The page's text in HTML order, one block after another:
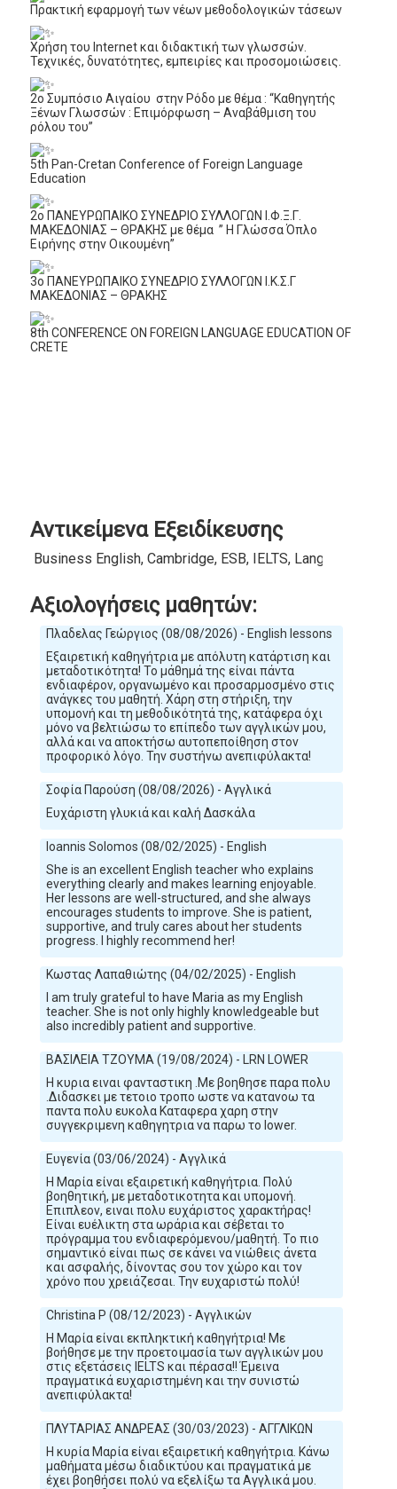
Πρακτική εφαρμογή των νέων μεθοδολογικών τάσεων
Χρήση του Internet και διδακτική των γλωσσών.
Τεχνικές, δυνατότητες, εμπειρίες και προσομοιώσεις.
2ο Συμπόσιο Αιγαίου στην Ρόδο με θέμα : “Καθηγητής
Ξένων Γλωσσών : Επιμόρφωση – Αναβάθμιση του
ρόλου του”
5th Pan-Cretan Conference of Foreign Language
Education
2ο ΠΑΝΕΥΡΩΠΑΙΚΟ ΣΥΝΕΔΡΙΟ ΣΥΛΛΟΓΩΝ Ι.Φ.Ξ.Γ.
ΜΑΚΕΔΟΝΙΑΣ – ΘΡΑΚΗΣ με θέμα ” Η Γλώσσα Όπλο
Ειρήνης στην Οικουμένη”
3ο ΠΑΝΕΥΡΩΠΑΙΚΟ ΣΥΝΕΔΡΙΟ ΣΥΛΛΟΓΩΝ Ι.Κ.Σ.Γ
ΜΑΚΕΔΟΝΙΑΣ – ΘΡΑΚΗΣ
8th CONFERENCE ON FOREIGN LANGUAGE EDUCATION OF
CRETE
Αντικείμενα Εξειδίκευσης
Business English, Cambridge, ESB, IELTS, Language
Αξιολογήσεις μαθητών:
Πλαδελας Γεώργιος (08/08/2026) - English lessons
Εξαιρετική καθηγήτρια με απόλυτη κατάρτιση και
μεταδοτικότητα! Το μάθημά της είναι πάντα
ενδιαφέρον, οργανωμένο και προσαρμοσμένο στις
ανάγκες του μαθητή. Χάρη στη στήριξη, την
υπομονή και τη μεθοδικότητά της, κατάφερα όχι
μόνο να βελτιώσω το επίπεδο των αγγλικών μου,
αλλά και να αποκτήσω αυτοπεποίθηση στον
προφορικό λόγο. Την συστήνω ανεπιφύλακτα!
Σοφία Παρούση (08/08/2026) - Αγγλικά
Ευχάριστη γλυκιά και καλή Δασκάλα
Ioannis Solomos (08/02/2025) - English
She is an excellent English teacher who explains
everything clearly and makes learning enjoyable.
Her lessons are well-structured, and she always
encourages students to improve. She is patient,
supportive, and truly cares about her students
progress. I highly recommend her!
Κωστας Λαπαθιώτης (04/02/2025) - English
I am truly grateful to have Maria as my English
teacher. She is not only highly knowledgeable but
also incredibly patient and supportive.
ΒΑΣΙΛΕΙΑ ΤΖΟΥΜΑ (19/08/2024) - LRN LOWER
Η κυρια ειναι φανταστικη .Με βοηθησε παρα πολυ
.Διδασκει με τετοιο τροπο ωστε να κατανοω τα
παντα πολυ ευκολα Καταφερα χαρη στην
συγγεκριμενη καθηγητρια να παρω το lower.
Ευγενία (03/06/2024) - Αγγλικά
Η Μαρία είναι εξαιρετική καθηγήτρια. Πολύ
βοηθητική, με μεταδοτικοτητα και υπομονή.
Επιπλεον, ειναι πολυ ευχάριστος χαρακτήρας!
Είναι ευέλικτη στα ωράρια και σέβεται το
πρόγραμμα του ενδιαφερόμενου/μαθητή. Το πιο
σημαντικό είναι πως σε κάνει να νιώθεις άνετα
και ασφαλής, δίνοντας σου τον χώρο και τον
χρόνο που χρειάζεσαι. Την ευχαριστώ πολύ!
Christina P (08/12/2023) - Αγγλικών
Η Μαρία είναι εκπληκτική καθηγήτρια! Με
βοήθησε με την προετοιμασία των αγγλικών μου
στις εξετάσεις IELTS και πέρασα!! Έμεινα
πραγματικά ευχαριστημένη και την συνιστώ
ανεπιφύλακτα!
ΠΛΥΤΑΡΙΑΣ ΑΝΔΡΕΑΣ (30/03/2023) - ΑΓΓΛΙΚΩΝ
Η κυρία Μαρία είναι εξαιρετική καθηγήτρια. Κάνω
μαθήματα μέσω διαδικτύου και πραγματικά με
έχει βοηθήσει πολύ να εξελίξω τα Αγγλικά μου.